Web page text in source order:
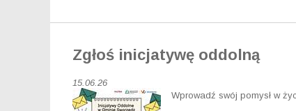
Zgłoś inicjatywę oddolną
15.06.26
Wprowadź swój pomysł w